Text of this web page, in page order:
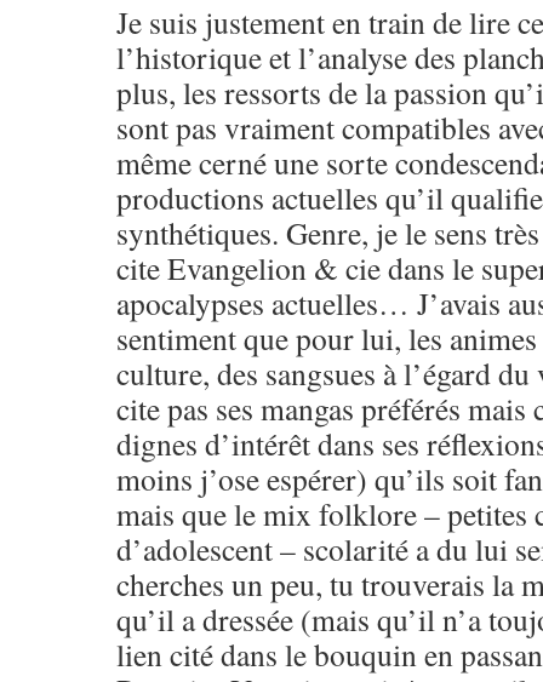
Je suis justement en train de lire
l’historique et l’analyse des
plus, les ressorts de la passion
sont pas vraiment compatibles
même cerné une sorte
productions actuelles qu’il
synthétiques. Genre, je le sens
cite Evangelion & cie dans le
apocalypses actuelles… J’avais
sentiment que pour lui, les
culture, des sangsues à l’égard
cite pas ses mangas préférés
dignes d’intérêt dans ses
moins j’ose espérer) qu’ils soit
mais que le mix folklore – petites
d’adolescent – scolarité a du lui
cherches un peu, tu trouverais la
qu’il a dressée (mais qu’il n’a
lien cité dans le bouquin en